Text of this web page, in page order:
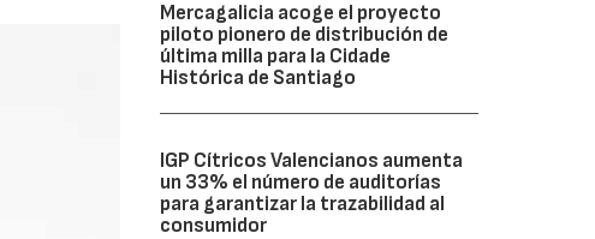
Mercagalicia acoge el proyecto
piloto pionero de distribución de
última milla para la Cidade
Histórica de Santiago
IGP Cítricos Valencianos aumenta
un 33% el número de auditorías
para garantizar la trazabilidad al
consumidor